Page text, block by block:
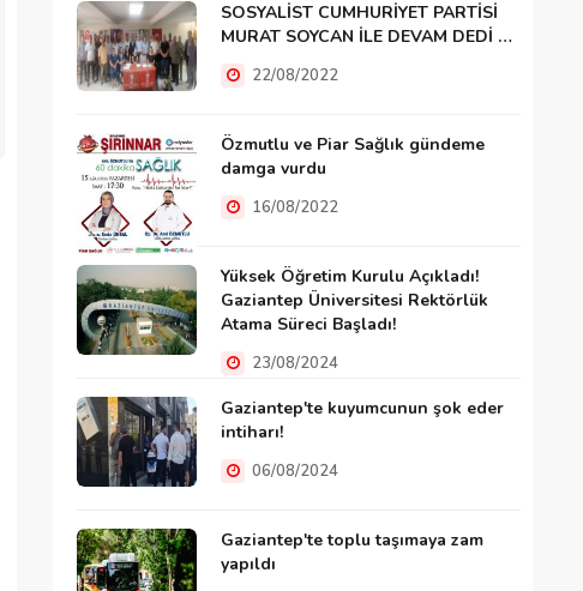
SOSYALİST CUMHURİYET PARTİSİ
MURAT SOYCAN İLE DEVAM DEDİ …
22/08/2022
Özmutlu ve Piar Sağlık gündeme
damga vurdu
16/08/2022
Yüksek Öğretim Kurulu Açıkladı!
Gaziantep Üniversitesi Rektörlük
Atama Süreci Başladı!
23/08/2024
Gaziantep'te kuyumcunun şok eder
intiharı!
06/08/2024
Gaziantep'te toplu taşımaya zam
yapıldı